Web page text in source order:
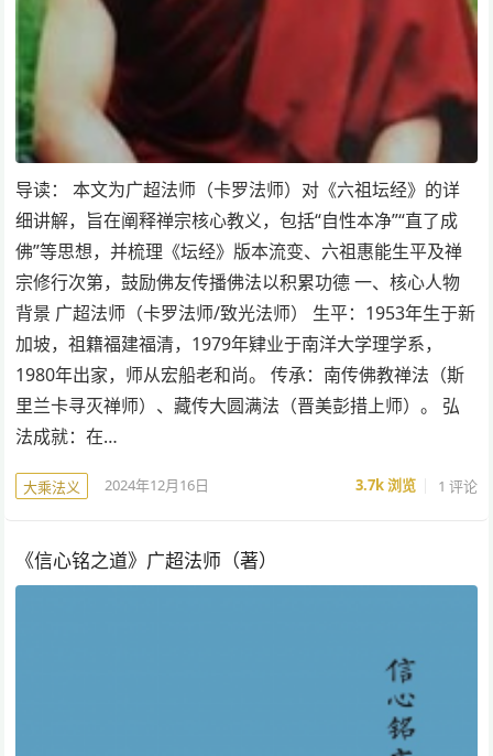
导读： 本文为广超法师（卡罗法师）对《六祖坛经》的详
细讲解，旨在阐释禅宗核心教义，包括“自性本净”“直了成
佛”等思想，并梳理《坛经》版本流变、六祖惠能生平及禅
宗修行次第，鼓励佛友传播佛法以积累功德 一、核心人物
背景 广超法师（卡罗法师/致光法师） 生平：1953年生于新
加坡，祖籍福建福清，1979年肄业于南洋大学理学系，
1980年出家，师从宏船老和尚。 传承：南传佛教禅法（斯
里兰卡寻灭禅师）、藏传大圆满法（晋美彭措上师）。 弘
法成就：在…
大乘法义 2024年12月16日 3.7k浏览 1 评论
《信心铭之道》广超法师（著）